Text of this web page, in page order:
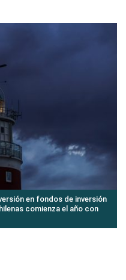
en fondos de inversión
comienza el año con